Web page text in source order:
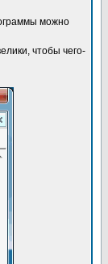
можно
чтобы чего-